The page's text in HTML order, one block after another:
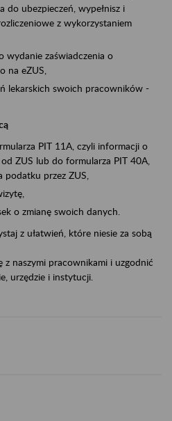
do ubezpieczeń, wypełnisz i
z wykorzystaniem
wydanie zaświadczenia o
na eZUS,
lekarskich swoich pracowników -
PIT 11A, czyli informacji o
ZUS lub do formularza PIT 40A,
podatku przez ZUS,
o zmianę swoich danych.
z ułatwień, które niesie za sobą
naszymi pracownikami i uzgodnić
urzędzie i instytucji.